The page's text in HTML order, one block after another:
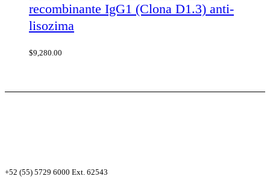
recombinante IgG1 (Clona D1.3) anti-
lisozima
$9,280.00
+52 (55) 5729 6000 Ext. 62543